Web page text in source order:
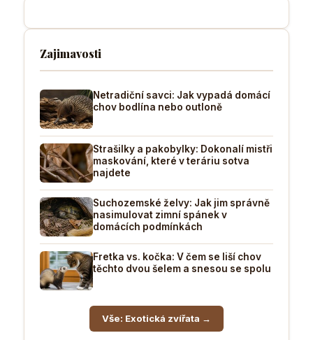
Zajimavosti
Netradiční savci: Jak vypadá domácí
chov bodlína nebo outloně
Strašilky a pakobylky: Dokonalí mistři
maskování, které v teráriu sotva
najdete
Suchozemské želvy: Jak jim správně
nasimulovat zimní spánek v
domácích podmínkách
Fretka vs. kočka: V čem se liší chov
těchto dvou šelem a snesou se spolu
Vše: Exotická zvířata →